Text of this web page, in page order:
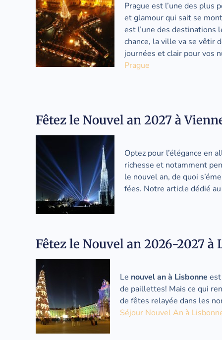
Prague est l’une des plus
et glamour qui sait se
est l’une des destinations
chance, la ville va se vêtir
journées et clair pour vos
Prague
Fêtez le Nouvel an 2027 à
Optez pour l’élégance en
richesse et notamment
le nouvel an, de quoi
fées. Notre article dédié
Fêtez le Nouvel an 2026-2027 à
Le nouvel an à Lisbonne
de paillettes! Mais ce qui
de fêtes relayée dans les
Séjour Nouvel An à